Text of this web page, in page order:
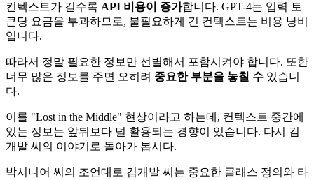
컨텍스트가 길수록 API 비용이 증가합니다. GPT-4는 입력 토
큰당 요금을 부과하므로, 불필요하게 긴 컨텍스트는 비용 낭비
입니다.
따라서 정말 필요한 정보만 선별해서 포함시켜야 합니다. 또한
너무 많은 정보를 주면 오히려 중요한 부분을 놓칠 수 있습니
다.
이를 "Lost in the Middle" 현상이라고 하는데, 컨텍스트 중간에
있는 정보는 앞뒤보다 덜 활용되는 경향이 있습니다. 다시 김
개발 씨의 이야기로 돌아가 봅시다.
박시니어 씨의 조언대로 김개발 씨는 중요한 클래스 정의와 타